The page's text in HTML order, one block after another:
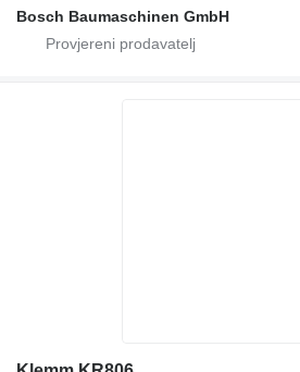
Bosch Baumaschinen GmbH